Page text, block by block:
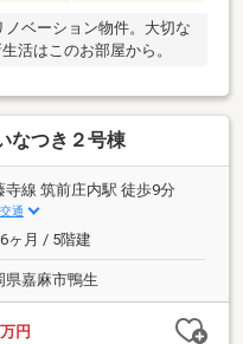
ノベーション物件。大切な
活はこのお部屋から。
なつき２号棟
寺線 筑前庄内駅 徒歩9分
通
ヶ月 / 5階建
県嘉麻市鴨生
万円